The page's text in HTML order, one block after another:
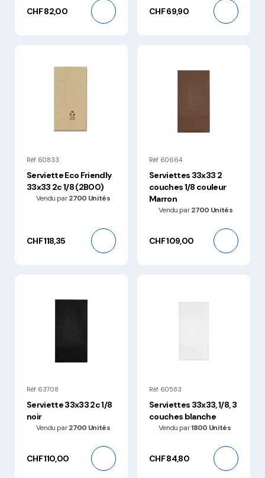
CHF 82,00 CHF 69,90
Réf 60833
Serviette Eco Friendly
33x33 2c 1/8 (2B00)
Vendu par2700 Unités
CHF 118,35
Réf 60664
Serviettes 33x33 2
couches 1/8 couleur
Marron
Vendu par2700 Unités
CHF 109,00
Réf 63708
Serviette 33x33 2c 1/8
noir
Vendu par2700 Unités
CHF 110,00
Réf 60583
Serviettes 33x33, 1/8, 3
couches blanche
Vendu par1800 Unités
CHF 84,80